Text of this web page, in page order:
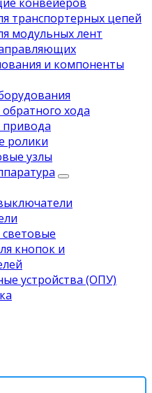
транспортерных цепей
модульных лент
и компоненты
хода
pолики
узлы
кнопок и
устройства (ОПУ)